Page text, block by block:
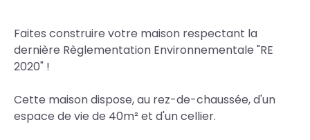
Body
Faites construire votre maison respectant la
dernière Règlementation Environnementale "RE
2020" !
Cette maison dispose, au rez-de-chaussée, d'un
espace de vie de 40m² et d'un cellier.